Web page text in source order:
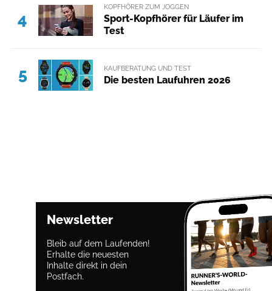
4
KOPFHÖRER ZUM JOGGEN
Sport-Kopfhörer für Läufer im
Test
5 KAUFBERATUNG UND TEST
Die besten Laufuhren 2026
Newsletter
Bleib auf dem Laufenden!
Erhalte die neuesten
Inhalte direkt in dein
Postfach.